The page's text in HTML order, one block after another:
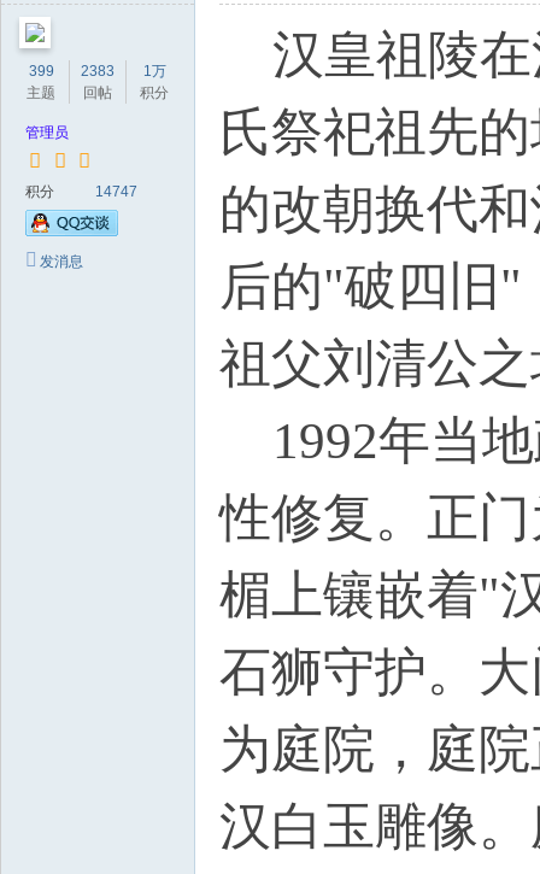
399
主题
2383
回帖
1万
积分
管理员
积分 14747
发消息
汉皇祖陵在
氏祭祀祖先
的改朝换代
后的"破四旧"
祖父刘清公
1992年当地
性修复。正
楣上镶嵌着"
石狮守护。
为庭院，庭
汉白玉雕像